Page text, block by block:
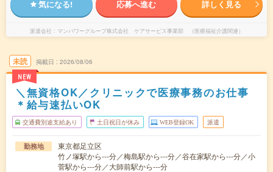
気になる! 応募へ進む 詳しく見る
派遣会社 マンパワーグループ株式会社 ケアサービス事業部 （医療福祉介護関連）
未読
NEW
掲載日 2026/08/06
＼無資格OK／クリニックで医療事務のお仕事
＊給与速払いOK
交通費別途支給あり 土日祝日が休み WEB登録OK 派遣
勤務地
東京都足立区
竹ノ塚駅から---分／梅島駅から---分／谷在家駅から---分／小
菅駅から---分／大師前駅から---分